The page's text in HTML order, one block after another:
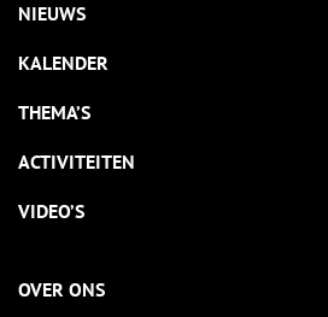
NIEUWS
KALENDER
THEMA’S
ACTIVITEITEN
VIDEO’S
OVER ONS